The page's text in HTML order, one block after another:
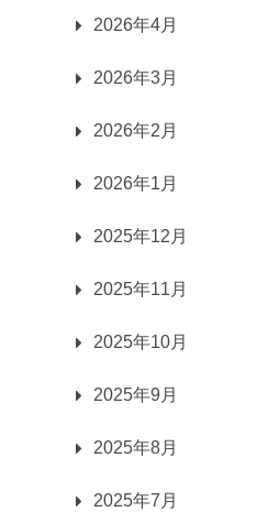
2026年4月
2026年3月
2026年2月
2026年1月
2025年12月
2025年11月
2025年10月
2025年9月
2025年8月
2025年7月